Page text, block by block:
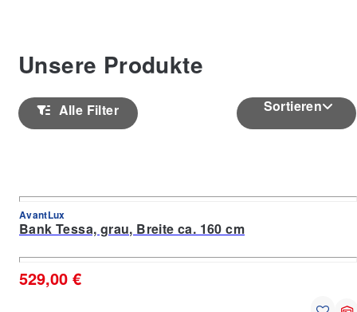
Unsere Produkte
Alle Filter Sortieren
AvantLux
Bank Tessa, grau, Breite ca. 160 cm
529,00 €